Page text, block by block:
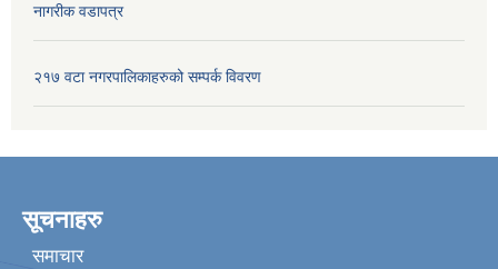
नागरीक वडापत्र
२१७ वटा नगरपालिकाहरुको सम्पर्क विवरण
सूचनाहरु
समाचार